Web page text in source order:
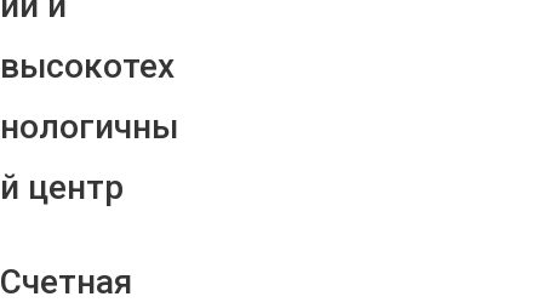
высокотех
нологичны
й центр
Счетная